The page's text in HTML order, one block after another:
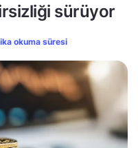
sürüyor
okuma süresi